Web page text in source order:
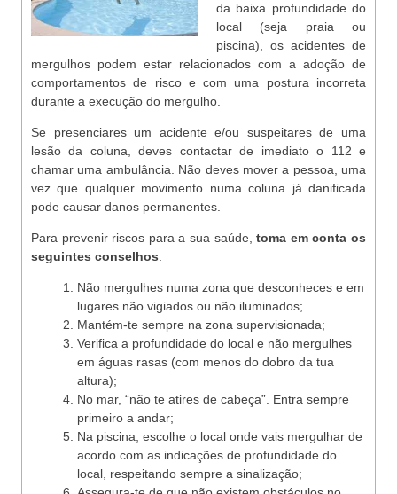
da baixa profundidade do
local (seja praia ou
piscina), os acidentes de
mergulhos podem estar relacionados com a adoção de
comportamentos de risco e com uma postura incorreta
durante a execução do mergulho.
Se presenciares um acidente e/ou suspeitares de uma
lesão da coluna, deves contactar de imediato o 112 e
chamar uma ambulância. Não deves mover a pessoa, uma
vez que qualquer movimento numa coluna já danificada
pode causar danos permanentes.
Para prevenir riscos para a sua saúde,toma em conta os
seguintes conselhos:
Não mergulhes numa zona que desconheces e em
lugares não vigiados ou não iluminados;
Mantém-te sempre na zona supervisionada;
Verifica a profundidade do local e não mergulhes
em águas rasas (com menos do dobro da tua
altura);
No mar, “não te atires de cabeça”. Entra sempre
primeiro a andar;
Na piscina, escolhe o local onde vais mergulhar de
acordo com as indicações de profundidade do
local, respeitando sempre a sinalização;